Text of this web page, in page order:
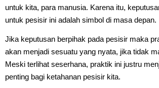
untuk kita, para manusia. Karena itu,
untuk pesisir ini adalah simbol di masa depan.
Jika keputusan berpihak pada pesisir maka
akan menjadi sesuatu yang nyata, jika tidak
Meski terlihat seserhana, praktik ini justru
penting bagi ketahanan pesisir kita.